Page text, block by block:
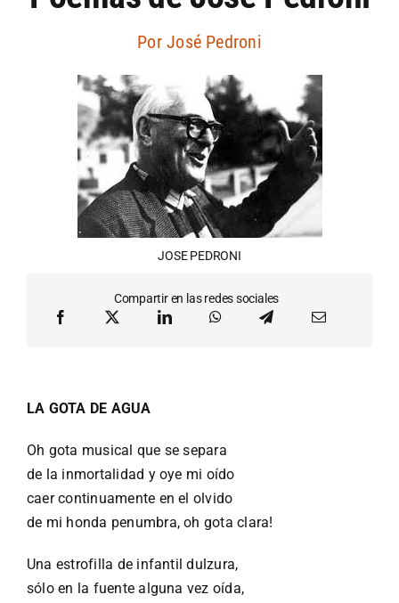
Artículos por autor
Artículos por sección
PorJosé Pedroni
JOSE PEDRONI
Compartir en las redes sociales
LA GOTA DE AGUA
Oh gota musical que se separa
de la inmortalidad y oye mi oído
caer continuamente en el olvido
de mi honda penumbra, oh gota clara!
Una estrofilla de infantil dulzura,
sólo en la fuente alguna vez oída,